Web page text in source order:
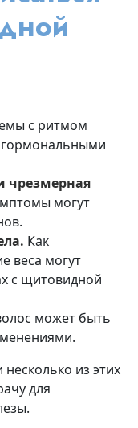
с ритмом
гормональными
чрезмерная
могут
Как
веса могут
с щитовидной
может быть
из этих
для